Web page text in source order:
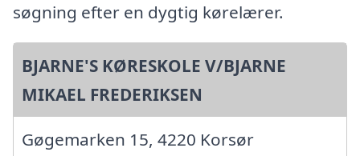
søgning efter en dygtig kørelærer.
BJARNE'S KØRESKOLE V/BJARNE
MIKAEL FREDERIKSEN
Gøgemarken 15, 4220 Korsør